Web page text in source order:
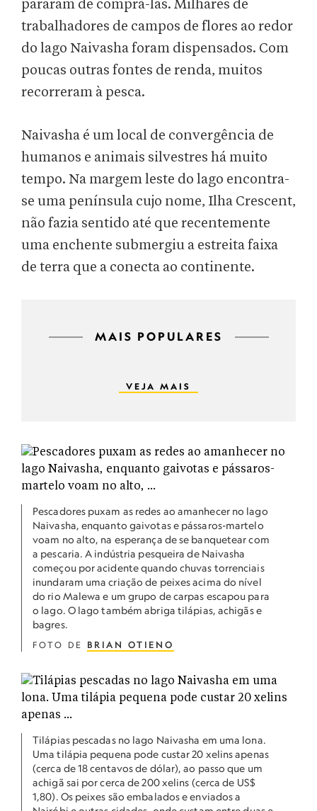
pararam de comprá-las. Milhares de
trabalhadores de campos de flores ao redor
do lago Naivasha foram dispensados. Com
poucas outras fontes de renda, muitos
recorreram à pesca.
Naivasha é um local de convergência de
humanos e animais silvestres há muito
tempo. Na margem leste do lago encontra-
se uma península cujo nome, Ilha Crescent,
não fazia sentido até que recentemente
uma enchente submergiu a estreita faixa
de terra que a conecta ao continente.
MAIS POPULARES
VEJA MAIS
Pescadores puxam as redes ao amanhecer no lago
Naivasha, enquanto gaivotas e pássaros-martelo
voam no alto, na esperança de se banquetear com
a pescaria. A indústria pesqueira de Naivasha
começou por acidente quando chuvas torrenciais
inundaram uma criação de peixes acima do nível
do rio Malewa e um grupo de carpas escapou para
o lago. O lago também abriga tilápias, achigãs e
bagres.
FOTO DE BRIAN OTIENO
Tilápias pescadas no lago Naivasha em uma lona.
Uma tilápia pequena pode custar 20 xelins apenas
(cerca de 18 centavos de dólar), ao passo que um
achigã sai por cerca de 200 xelins (cerca de US$
1,80). Os peixes são embalados e enviados a